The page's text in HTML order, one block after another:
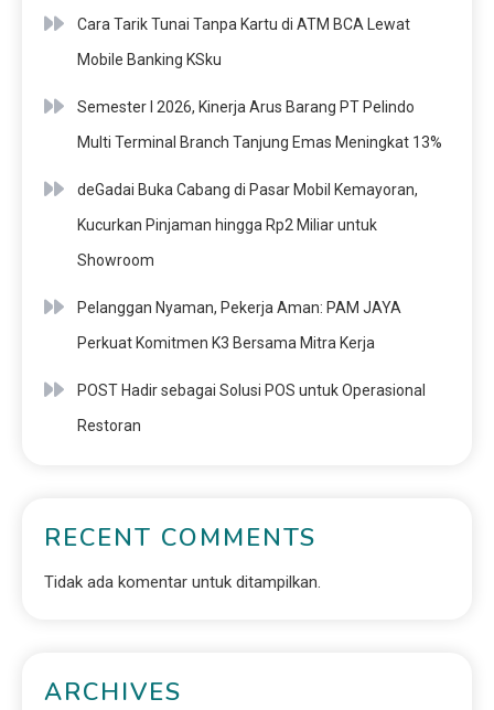
Cara Tarik Tunai Tanpa Kartu di ATM BCA Lewat
Mobile Banking KSku
Semester I 2026, Kinerja Arus Barang PT Pelindo
Multi Terminal Branch Tanjung Emas Meningkat 13%
deGadai Buka Cabang di Pasar Mobil Kemayoran,
Kucurkan Pinjaman hingga Rp2 Miliar untuk
Showroom
Pelanggan Nyaman, Pekerja Aman: PAM JAYA
Perkuat Komitmen K3 Bersama Mitra Kerja
POST Hadir sebagai Solusi POS untuk Operasional
Restoran
RECENT COMMENTS
Tidak ada komentar untuk ditampilkan.
ARCHIVES